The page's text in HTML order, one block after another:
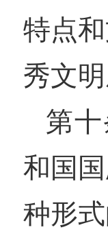
特点
秀文明
第
和国
种形